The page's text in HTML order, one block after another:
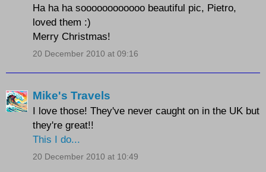
Ha ha ha soooooooooooo beautiful pic, Pietro,
loved them :)
Merry Christmas!
20 December 2010 at 09:16
Mike's Travels
I love those! They've never caught on in the UK but
they're great!!
This I do...
20 December 2010 at 10:49